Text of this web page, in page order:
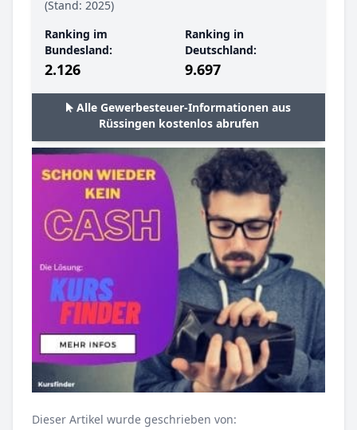
(Stand: 2025)
Ranking im
Bundesland:
2.126
Ranking in
Deutschland:
9.697
Alle Gewerbesteuer-Informationen aus
Rüssingen kostenlos abrufen
Dieser Artikel wurde geschrieben von: